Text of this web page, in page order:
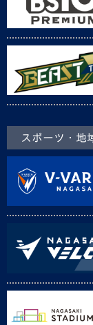
スポーツ・地